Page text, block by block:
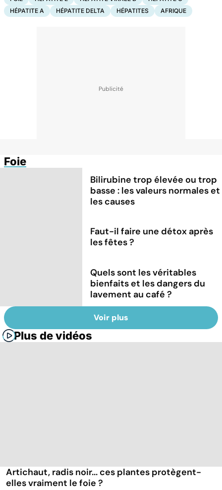
HÉPATITE A
HÉPATITE DELTA HÉPATITES AFRIQUE
Foie
Bilirubine trop élevée ou trop
basse : les valeurs normales et
les causes
Faut-il faire une détox après
les fêtes ?
Quels sont les véritables
bienfaits et les dangers du
lavement au café ?
Voir plus
Plus de vidéos
Artichaut, radis noir... ces plantes protègent-
elles vraiment le foie ?